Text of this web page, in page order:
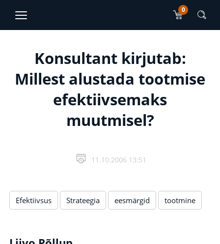
0
EN
Peamise sisu sektsioon
Konsultant kirjutab:
Millest alustada tootmise
efektiivsemaks
muutmisel?
11.10.2006 13:51
Efektiivsus Strateegia eesmärgid tootmine